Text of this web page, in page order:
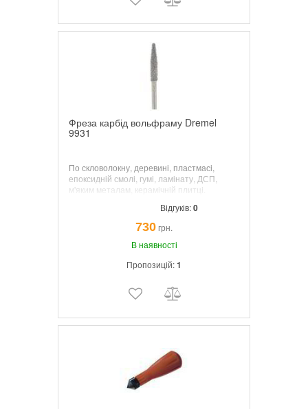
Фреза карбід вольфраму Dremel
9931
По скловолокну, деревині, пластмасі,
епоксидній смолі, гумі, ламінату, ДСП,
м'яким металам, керамічній плитці.
Відгуків:0
730грн.
В наявності
Пропозицій:1